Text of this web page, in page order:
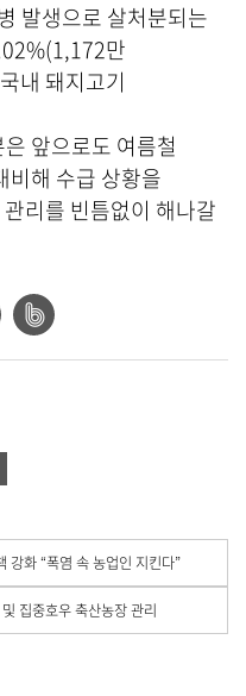
발생으로 살처분되는
만
내 돼지고기
앞으로도 여름철
비해 수급 상황을
리를 빈틈없이 해나갈
네
하
기
강화 “폭염 속 농업인 지킨다”
집중호우 축산농장 관리